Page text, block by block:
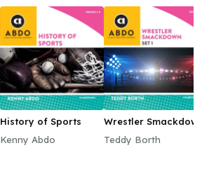
History of Sports
Kenny Abdo
Wrestler
Teddy Borth